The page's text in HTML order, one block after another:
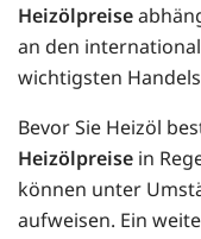
Heizölpreise
an den
wichtigsten
Bevor Sie Heizöl
Heizölpreise in
können unter
aufweisen. Ein